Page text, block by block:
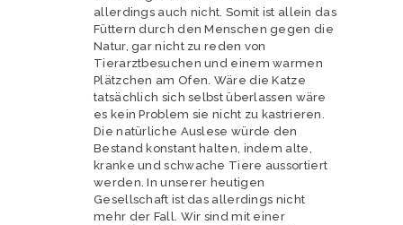
allerdings auch nicht. Somit ist allein das
Füttern durch den Menschen gegen die
Natur, gar nicht zu reden von
Tierarztbesuchen und einem warmen
Plätzchen am Ofen. Wäre die Katze
tatsächlich sich selbst überlassen wäre
es kein Problem sie nicht zu kastrieren.
Die natürliche Auslese würde den
Bestand konstant halten, indem alte,
kranke und schwache Tiere aussortiert
werden. In unserer heutigen
Gesellschaft ist das allerdings nicht
mehr der Fall. Wir sind mit einer